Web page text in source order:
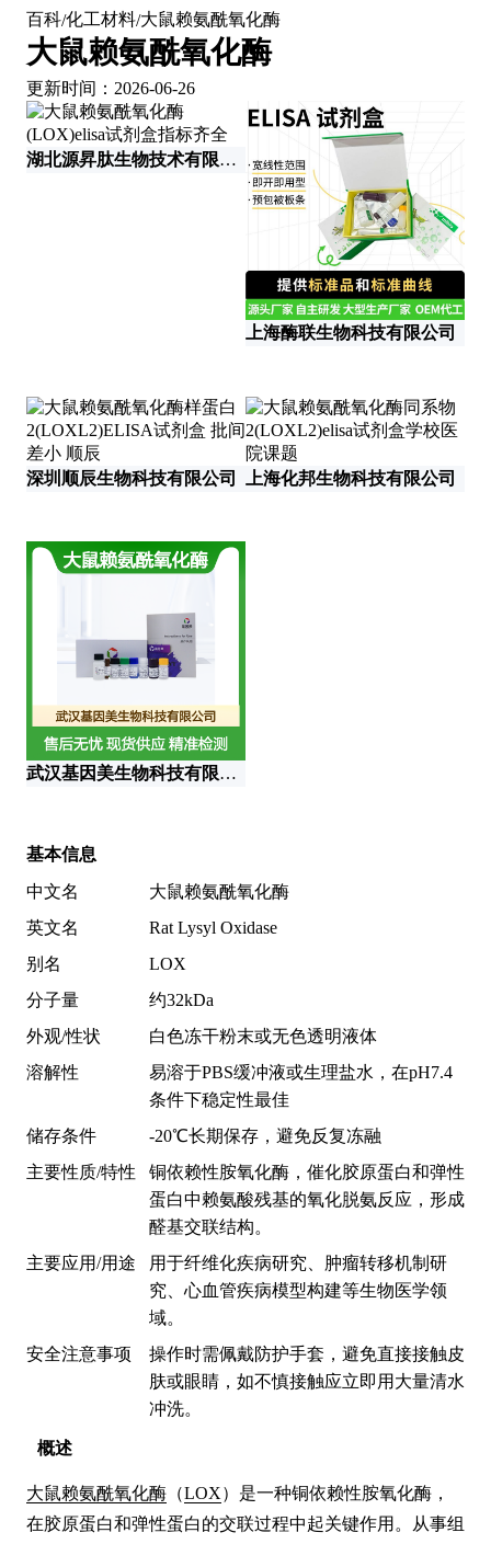
百科/化工材料/大鼠赖氨酰氧化酶
大鼠赖氨酰氧化酶
更新时间：2026-06-26
湖北源昇肽生物技术有限公司
上海酶联生物科技有限公司
深圳顺辰生物科技有限公司 上海化邦生物科技有限公司
武汉基因美生物科技有限公司
概述
大鼠赖氨酰氧化酶 （LOX）是一种铜依赖性胺氧化酶，
在胶原蛋白和弹性蛋白的交联过程中起关键作用。从事组
基本信息
中文名
大鼠赖氨酰氧化酶
英文名
Rat Lysyl Oxidase
别名
LOX
分子量
约32kDa
外观/性状
白色冻干粉末或无色透明液体
溶解性
易溶于PBS缓冲液或生理盐水，在pH7.4
条件下稳定性最佳
储存条件
-20℃长期保存，避免反复冻融
主要性质/特性
铜依赖性胺氧化酶，催化胶原蛋白和弹性
蛋白中赖氨酸残基的氧化脱氨反应，形成
醛基交联结构。
主要应用/用途
用于纤维化疾病研究、肿瘤转移机制研
究、心血管疾病模型构建等生物医学领
域。
安全注意事项
操作时需佩戴防护手套，避免直接接触皮
肤或眼睛，如不慎接触应立即用大量清水
冲洗。